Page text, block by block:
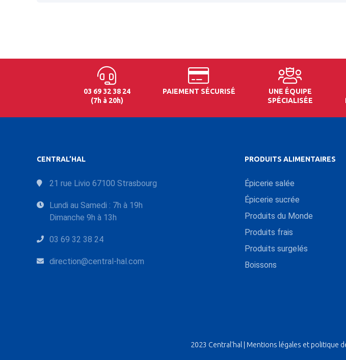
03 69 32 38 24
(7h à 20h)
PAIEMENT SÉCURISÉ
UNE ÉQUIPE
SPÉCIALISÉE
CENTRAL’HAL
21 rue Livio 67100 Strasbourg
Lundi au Samedi : 7h à 19h
Dimanche 9h à 13h
03 69 32 38 24
direction@central-hal.com
PRODUITS ALIMENTAIRES
Épicerie salée
Épicerie sucrée
Produits du Monde
Produits frais
Produits surgelés
Boissons
2023 Central'hal | Mentions légales et politique